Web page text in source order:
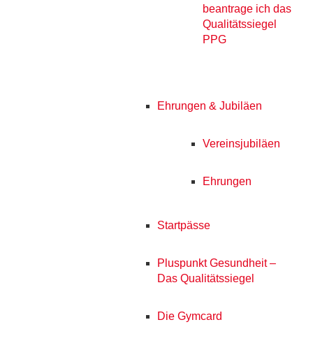
beantrage ich das
Qualitätssiegel
PPG
Ehrungen & Jubiläen
Vereinsjubiläen
Ehrungen
Startpässe
Pluspunkt Gesundheit –
Das Qualitätssiegel
Die Gymcard